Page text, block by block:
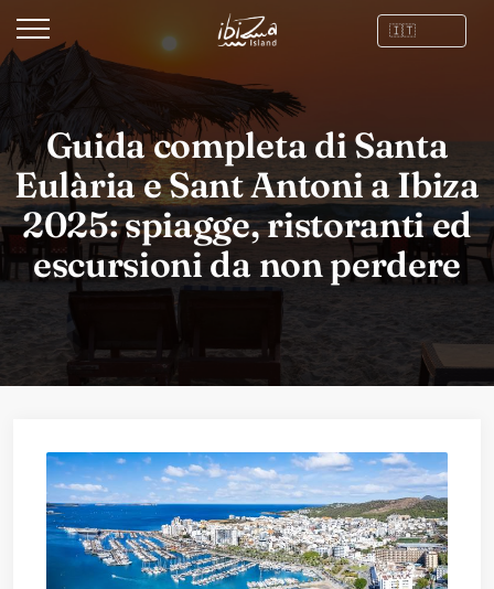
Guida completa di Santa
Eulària e Sant Antoni a Ibiza
2025: spiagge, ristoranti ed
escursioni da non perdere